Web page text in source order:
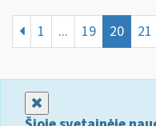
1 ... 19 20 21